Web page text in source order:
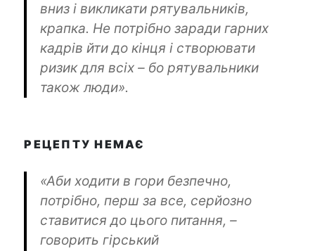
вниз і викликати рятувальників,
крапка. Не потрібно заради гарних
кадрів йти до кінця і створювати
ризик для всіх – бо рятувальники
також люди».
РЕЦЕПТУ НЕМАЄ
«Аби ходити в гори безпечно,
потрібно, перш за все, серйозно
ставитися до цього питання, –
говорить гірський